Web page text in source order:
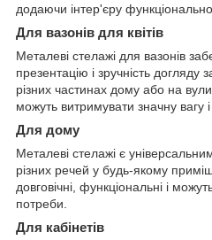
додаючи інтер'єру
Для вазонів для квітів
Металеві стелажі для вазонів
презентацію і зручність догляду
різних частинах дому або на
можуть витримувати значну вагу і
Для дому
Металеві стелажі є
різних речей у будь-якому
довговічні, функціональні і
потреби.
Для кабінетів